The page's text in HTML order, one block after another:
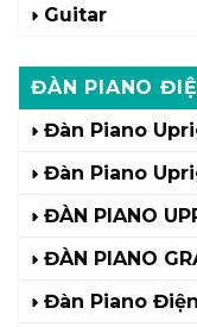
Guitar
ĐÀN PIANO
Đàn Piano
Đàn Piano
ĐÀN PIANO
ĐÀN PIANO
Đàn Piano